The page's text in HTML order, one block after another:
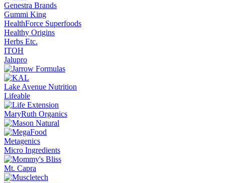
Genestra Brands
Gummi King
HealthForce Superfoods
Healthy Origins
Herbs Etc.
ITOH
Jalupro
Lake Avenue Nutrition
Lifeable
MaryRuth Organics
Metagenics
Micro Ingredients
Mt. Capra